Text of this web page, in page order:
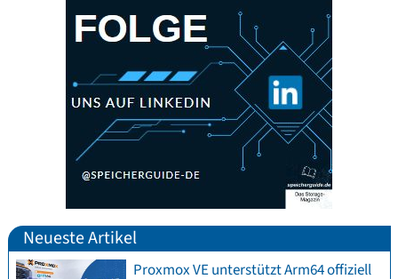
Neueste Artikel
Proxmox VE unterstützt Arm64 offiziell